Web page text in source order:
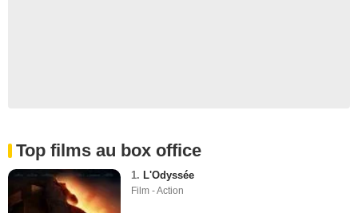
Top films au box office
1. L'Odyssée
Film - Action